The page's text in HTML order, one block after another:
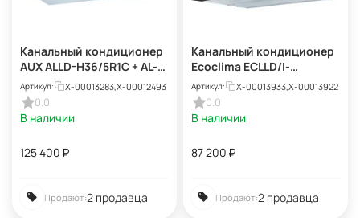
Канальный кондиционер
AUX ALLD-H36/5R1C + AL-
H36/5R1C(U)
Артикул: X-00013283,X-00012493
0.0
В наличии
125 400 ₽
Продают:2 продавца
Канальный кондиционер
Ecoclima ECLLD/I-
TC18/4R1A + ECL/I-
TC18/4R1A(U)
Артикул: X-00013933,X-00013922
0.0
В наличии
87 200 ₽
Продают:2 продавца